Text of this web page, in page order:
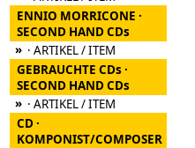
ENNIO MORRICONE ·
SECOND HAND CDs
» · ARTIKEL / ITEM
GEBRAUCHTE CDs ·
SECOND HAND CDs
» · ARTIKEL / ITEM
CD ·
KOMPONIST/COMPOSER